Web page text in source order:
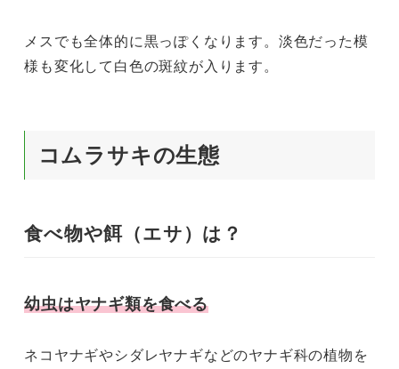
メスでも全体的に黒っぽくなります。淡色だった模
様も変化して白色の斑紋が入ります。
コムラサキの生態
食べ物や餌（エサ）は？
幼虫はヤナギ類を食べる
ネコヤナギやシダレヤナギなどのヤナギ科の植物を